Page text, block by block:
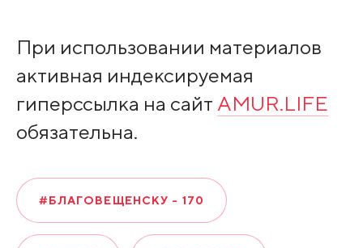
При использовании материалов
активная индексируемая
гиперссылка на сайт AMUR.LIFE
обязательна.
#БЛАГОВЕЩЕНСКУ - 170